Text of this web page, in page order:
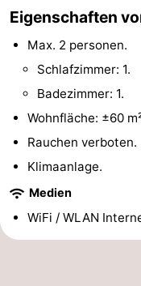
&
tun
-
Museen
-
Aussichtspunkte
Attraktionen
Bauernhöfe
-
Spielplätze
Eigenschaften
Max. 2 personen.
Schlafzimmer: 1.
Badezimmer: 1.
Wohnfläche: ±60
Rauchen verboten.
Klimaanlage.
Medien
WiFi / WLAN